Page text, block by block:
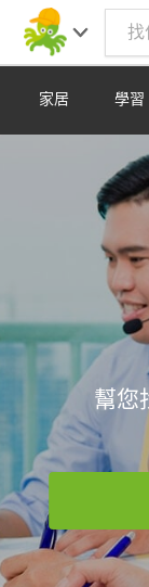
家居 學習
幫您